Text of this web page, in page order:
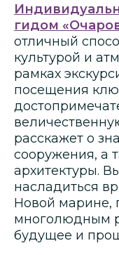
гидом
отличный
культурой и
рамках
посещения
расскажет о
сооружения, а
архитектуры.
насладиться
Новой марине,
многолюдным
будущее и